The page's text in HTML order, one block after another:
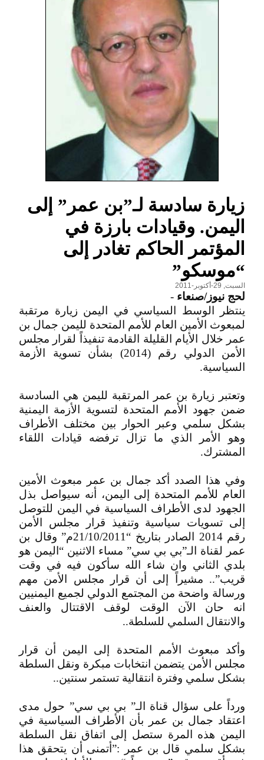
زيارة سادسة لـ”بن عمر” إلى
اليمن. وقيادات بارزة في
المؤتمر الحاكم تغادر إلى
“موسكو”
السبت, 29-أكتوبر-2011
لحج نيوز/صنعاء -
ينتظر الوسط السياسي في اليمن زيارة مرتقبة
لمبعوث الأمين العام للأمم المتحدة لليمن جمال بن
عمر خلال الأيام القليلة القادمة تنفيذاً لقرار مجلس
الأمن الدولي رقم (2014) بشأن تسوية الأزمة
السياسية.
وتعتبر زيارة بن عمر المرتقبة لليمن هي السادسة
ضمن جهود الأمم المتحدة لتسوية الأزمة اليمنية
بشكل سلمي وعبر الحوار بين مختلف الأطراف
وهو الأمر الذي ما تزال ترفضه قيادات اللقاء
المشترك.
وفي هذا الصدد أكد جمال بن عمر مبعوث الأمين
العام للأمم المتحدة إلى اليمن، أنه سيواصل بذل
الجهود لدى الأطراف السياسية في اليمن للتوصل
إلى تسويات سياسية وتنفيذ قرار مجلس الأمن
رقم 2014 الصادر بتاريخ “21/10/2011م” وقال بن
عمر لقناة الـ”بي بي سي” مساء الاثنين “اليمن هو
بلدي الثاني وان شاء الله سأكون فيه في وقت
قريب”.. مشيراً إلى أن قرار مجلس الأمن مهم
ورسالة واضحة من المجتمع الدولي لجميع اليمنيين
انه حان الآن الوقت لوقف الاقتتال والعنف
والانتقال السلمي للسلطة..
وأكد مبعوث الأمم المتحدة إلى اليمن أن قرار
مجلس الأمن يتضمن انتخابات مبكرة ونقل السلطة
بشكل سلمي وفترة انتقالية تستمر سنتين..
ورداً على سؤال قناة الـ” بي بي سي” حول مدى
اعتقاد جمال بن عمر بأن الأطراف السياسية في
اليمن هذه المرة ستصل إلى اتفاق نقل السلطة
بشكل سلمي قال بن عمر :”أتمنى أن يتحقق هذا